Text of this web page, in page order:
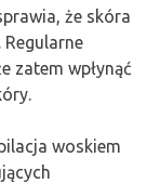
że skóra
zatem wpłynąć
woskiem